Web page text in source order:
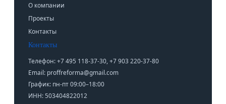
О компании
Проекты
Контакты
Контакты
Телефон: +7 495 118-37-30, +7 903 220-37-80
Email: proffreforma@gmail.com
График: пн-пт 09:00–18:00
ИНН: 503404822012